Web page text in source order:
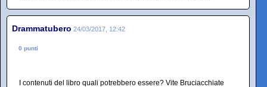
Drammatubero 24/03/2017, 12:42
0 punti
I contenuti del libro quali potrebbero essere? Vite Bruciacchiate